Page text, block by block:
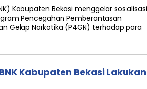
Kabupaten Bekasi menggelar sosialisasi
Pencegahan Pemberantasan
Gelap Narkotika (P4GN) terhadap para
Kabupaten Bekasi Lakukan